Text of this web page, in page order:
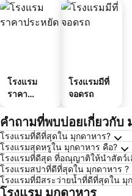
โรงแรม
ราคา
โรงแรมมีที่
จอดรถ
คำถามที่พบบ่อยเกี่ยวกับ
โรงแรมที่ดีที่สุดใน มุกดาหาร?
โรงแรมสุดหรูใน มุกดาหาร คือ?
โรงแรมที่ดีสุด ที่อณุญาติให้นำสัตว์เ
โรงแรมสปาที่ดีที่สุดใน มุกดาหาร ?
โรงแรมที่มีสระว่ายน้ำที่ดีที่สุดใน มุ
โรงแรม มุกดาหาร